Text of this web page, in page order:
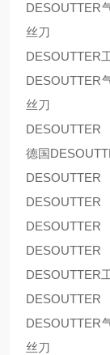
DESOUTTER
丝刀
DESOUTTER
DESOUTTER
丝刀
DESOUTTER
德国
DESOUTTER
DESOUTTER
DESOUTTER
DESOUTTER
DESOUTTER
DESOUTTER
DESOUTTER
丝刀